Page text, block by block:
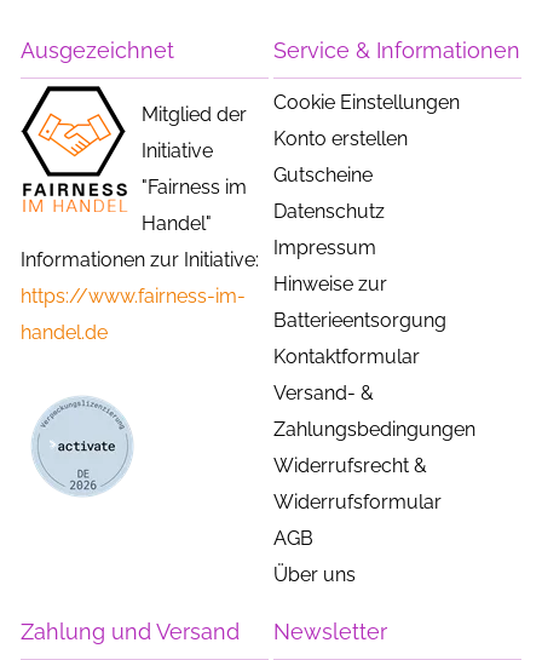
Ausgezeichnet
Mitglied der
Initiative
"Fairness im
Handel"
Informationen zur Initiative:
https://www.fairness-im-
handel.de
Service & Informationen
Cookie Einstellungen
Konto erstellen
Gutscheine
Datenschutz
Impressum
Hinweise zur
Batterieentsorgung
Kontaktformular
Versand- &
Zahlungsbedingungen
Widerrufsrecht &
Widerrufsformular
AGB
Über uns
Zahlung und Versand Newsletter